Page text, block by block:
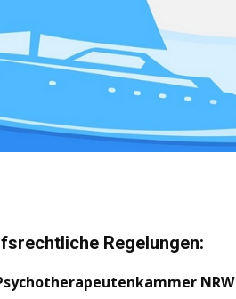
Regelungen:
NRW